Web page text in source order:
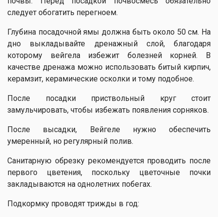
следует обогатить перегноем.
Глубина посадочной ямы должна быть около 50 см. На
дно выкладывайте дренажный слой, благодаря
которому вейгела избежит болезней корней. В
качестве дренажа можно использовать битый кирпич,
керамзит, керамические осколки и тому подобное.
После посадки приствольный круг стоит
замульчировать, чтобы избежать появления сорняков.
После высадки, Вейгеле нужно обеспечить
умеренный, но регулярный полив.
Санитарную обрезку рекомендуется проводить после
первого цветения, поскольку цветочные почки
закладываются на однолетних побегах.
Подкормку проводят трижды в год: